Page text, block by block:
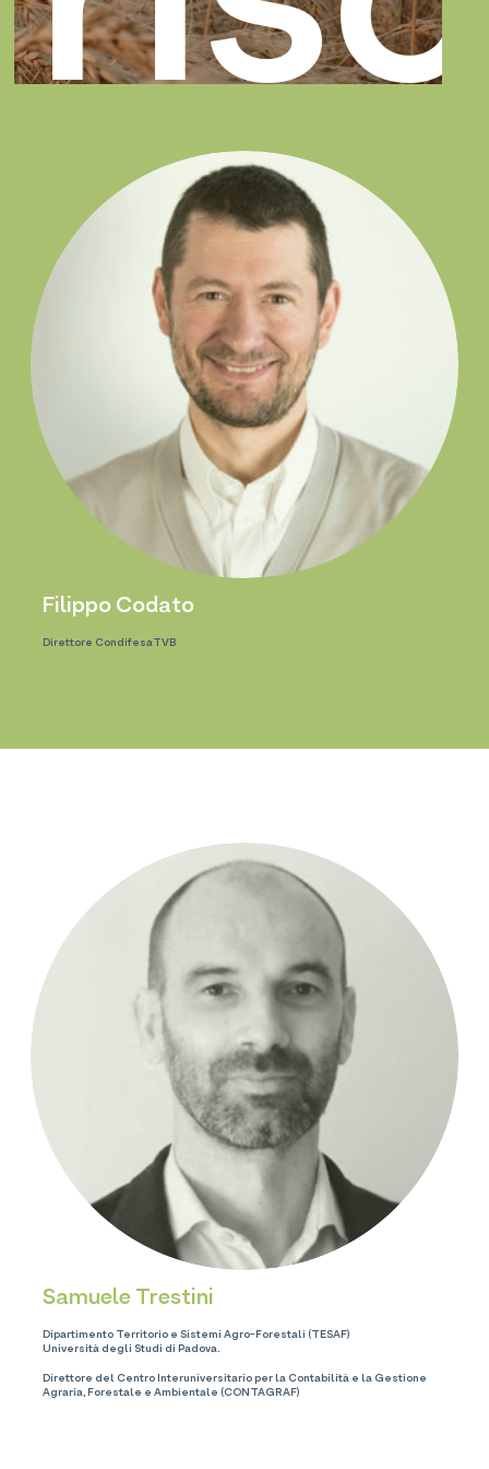
va
e
Filippo Codato
Direttore CondifesaTVB
Samuele Trestini
Dipartimento Territorio e Sistemi Agro-Forestali (TESAF)
Università degli Studi di Padova.
Direttore del Centro Interuniversitario per la Contabilità e la Gestione
Agraria, Forestale e Ambientale (CONTAGRAF)